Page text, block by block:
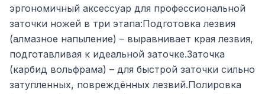
эргономичный аксессуар для профессиональной
заточки ножей в три этапа:Подготовка лезвия
(алмазное напыление) – выравнивает края лезвия,
подготавливая к идеальной заточке.Заточка
(карбид вольфрама) – для быстрой заточки сильно
затупленных, повреждённых лезвий.Полировка